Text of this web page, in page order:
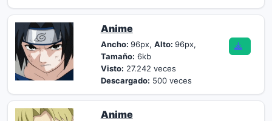
Anime
Ancho: 96px, Alto: 96px,
Tamaño: 6kb
Visto: 27.242 veces
Descargado: 500 veces
Anime